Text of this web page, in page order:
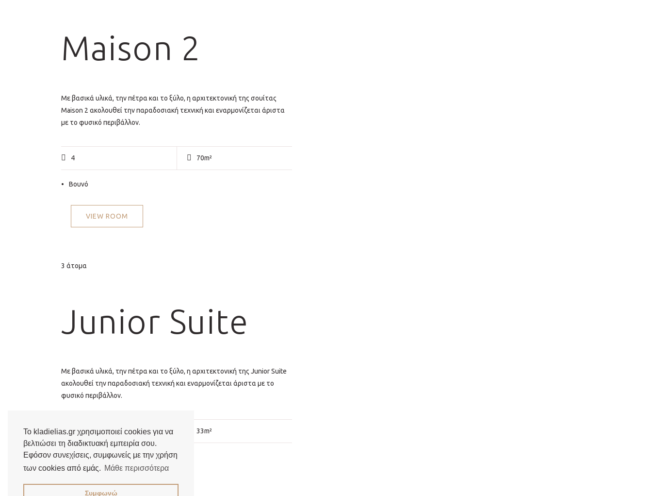
Το kladielias.gr χρησιμοποιεί cookies για να
βελτιώσει τη διαδικτυακή εμπειρία σου.
Εφόσον συνεχίσεις, συμφωνείς με την χρήση
των cookies από εμάς. Μάθε περισσότερα
Συμφωνώ
Maison 2
Με βασικά υλικά, την πέτρα και το ξύλο, η αρχιτεκτονική της σουίτας
Maison 2 ακολουθεί την παραδοσιακή τεχνική και εναρμονίζεται άριστα
με το φυσικό περιβάλλον.
4 70m²
Βουνό
VIEW ROOM
3 άτομα
Junior Suite
Με βασικά υλικά, την πέτρα και το ξύλο, η αρχιτεκτονική της Junior Suite
ακολουθεί την παραδοσιακή τεχνική και εναρμονίζεται άριστα με το
φυσικό περιβάλλον.
3 33m²
Βουνό
VIEW ROOM